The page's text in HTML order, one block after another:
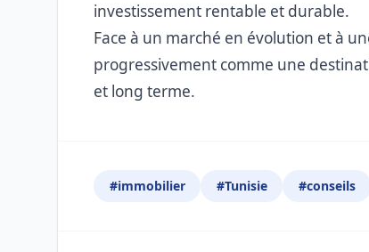
investissement rentable et durable.
Face à un marché en évolution et à
progressivement comme une
et long terme.
#immobilier #Tunisie #conseils